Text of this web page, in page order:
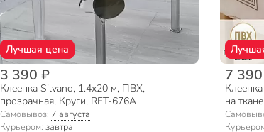
Лучшая цена
3 390 ₽
Клеенка Silvano, 1.4х20 м, ПВХ,
прозрачная, Круги, RFT-676A
Самовывоз: 7 августа
Курьером: завтра
7
на
CR256